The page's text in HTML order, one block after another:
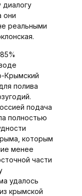
диалогу
они
реальными
Крымский
полива
подача
полностью
которым
менее
части
удалось
крымской